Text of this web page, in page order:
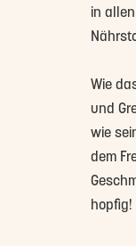
in
Wie
und
wie
dem
hopfig!